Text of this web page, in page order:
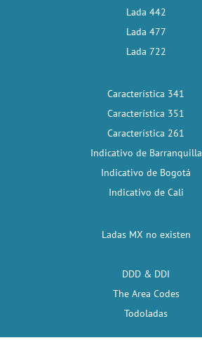
Lada 442
Lada 477
Lada 722
Característica 341
Característica 351
Característica 261
Indicativo de Barranquilla
Indicativo de Bogotá
Indicativo de Cali
Ladas MX no existen
DDD & DDI
The Area Codes
Todoladas